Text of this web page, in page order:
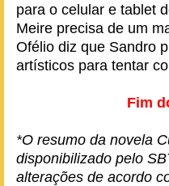
para o celular e tablet
Meire precisa de um
Ofélio diz que Sandro
artísticos para tentar
Fim
*O resumo da novela
disponibilizado pelo
alterações de acordo